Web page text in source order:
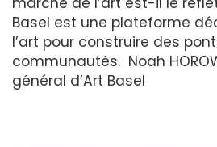
Basel est une plateforme
l’art pour construire des
communautés. Noah
général d’Art Basel